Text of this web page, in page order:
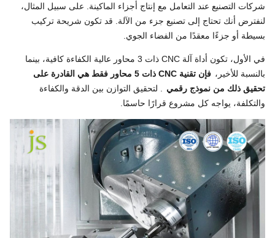
شركات التصنيع عند التعامل مع إنتاج أجزاء الماكينة. على سبيل المثال،
لنفترض أنك تحتاج إلى تصنيع جزء من الآلة. قد تكون شريحة تركيب
بسيطة أو جزءًا معقدًا من الفضاء الجوي.
في الأول، تكون أداة آلة CNC ذات 3 محاور عالية الكفاءة كافية، بينما
بالنسبة للأخير،
فإن تقنية CNC ذات 5 محاور فقط هي القادرة على
تحقيق ذلك من نموذج رقمي
. لتحقيق التوازن بين الدقة والكفاءة
والتكلفة، يواجه كل مشروع قرارًا حاسمًا.